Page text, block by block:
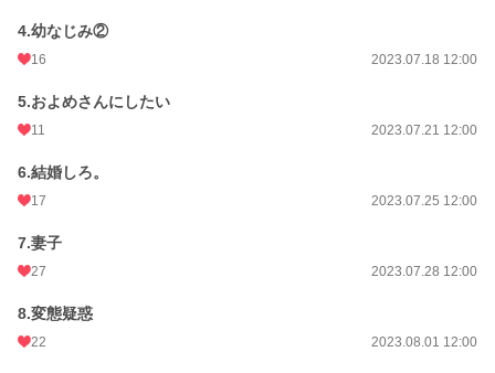
累計ポイント 131,789 pt (126 位)
4.幼なじみ②
16 2023.07.18 12:00
5.およめさんにしたい
11 2023.07.21 12:00
6.結婚しろ。
17 2023.07.25 12:00
7.妻子
27 2023.07.28 12:00
8.変態疑惑
22 2023.08.01 12:00